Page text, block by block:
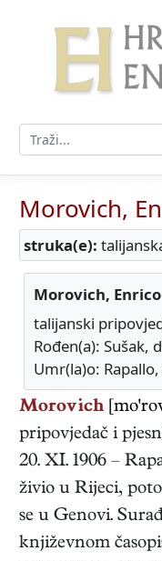
Morovich,
struka(e):
Morovich, Enrico
talijanski
Rođen(a): Sušak,
Umr(la)o:
Morovich
pripovjedač i
20. XI. 1906 –
živio u Rijeci,
se u Genovi.
književnom